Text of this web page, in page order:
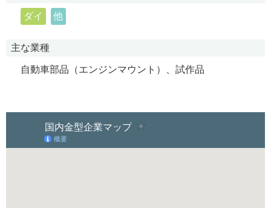
ダイ 他
主な業種
自動車部品（エンジンマウント）、試作品